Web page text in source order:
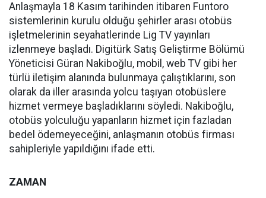
Anlaşmayla 18 Kasım tarihinden itibaren Funtoro
sistemlerinin kurulu olduğu şehirler arası otobüs
işletmelerinin seyahatlerinde Lig TV yayınları
izlenmeye başladı. Digitürk Satış Geliştirme Bölümü
Yöneticisi Güran Nakiboğlu, mobil, web TV gibi her
türlü iletişim alanında bulunmaya çalıştıklarını, son
olarak da iller arasında yolcu taşıyan otobüslere
hizmet vermeye başladıklarını söyledi. Nakiboğlu,
otobüs yolculuğu yapanların hizmet için fazladan
bedel ödemeyeceğini, anlaşmanın otobüs firması
sahipleriyle yapıldığını ifade etti.
ZAMAN